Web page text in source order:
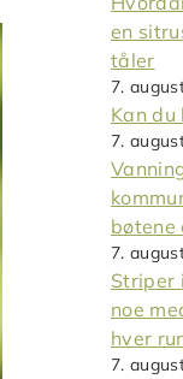
en
tåler
7.
Kan du
7.
bøtene
7.
Striper
noe
hver
7.